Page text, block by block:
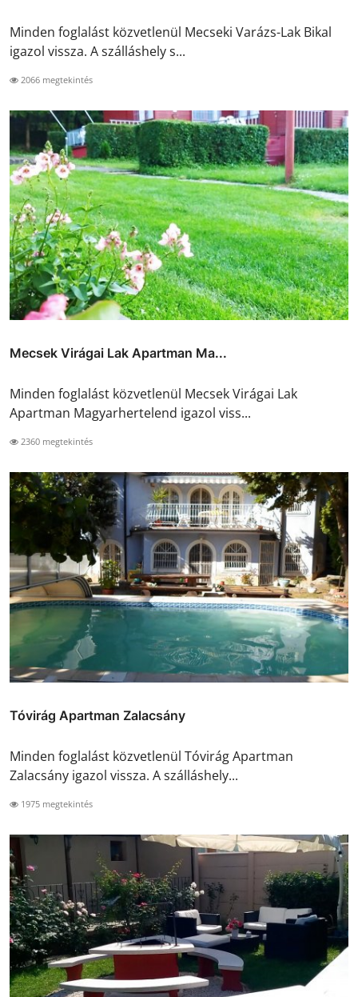
Minden foglalást közvetlenül Mecseki Varázs-Lak Bikal
igazol vissza. A szálláshely s...
2066 megtekintés
Mecsek Virágai Lak Apartman Ma...
Minden foglalást közvetlenül Mecsek Virágai Lak
Apartman Magyarhertelend igazol viss...
2360 megtekintés
Tóvirág Apartman Zalacsány
Minden foglalást közvetlenül Tóvirág Apartman
Zalacsány igazol vissza. A szálláshely...
1975 megtekintés